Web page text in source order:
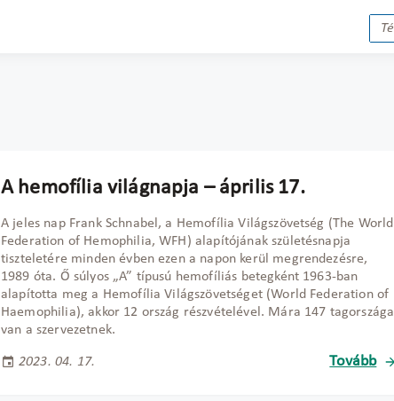
A hemofília világnapja – április 17.
A jeles nap Frank Schnabel, a Hemofília Világszövetség (The World
Federation of Hemophilia, WFH) alapítójának születésnapja
tiszteletére minden évben ezen a napon kerül megrendezésre,
1989 óta. Ő súlyos „A” típusú hemofíliás betegként 1963-ban
alapította meg a Hemofília Világszövetséget (World Federation of
Haemophilia), akkor 12 ország részvételével. Mára 147 tagországa
van a szervezetnek.
2023. 04. 17. Tovább